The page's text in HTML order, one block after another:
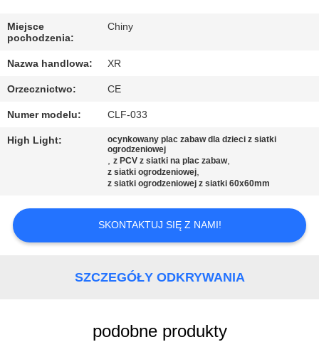
JAKOŚCI
SKONTAKTUJ
SIĘ
Z
NAMI
POPROSIĆ
O
WYCENĘ
SITEMAP
Miejsce
pochodzenia:
Chiny
Nazwa handlowa: XR
Orzecznictwo: CE
Numer modelu: CLF-033
High Light:
ocynkowany plac zabaw dla dzieci z siatki
ogrodzeniowej
,z PCV z siatki na plac zabaw,
z siatki ogrodzeniowej,
z siatki ogrodzeniowej z siatki 60x60mm
SKONTAKTUJ SIĘ Z NAMI!
SZCZEGÓŁY ODKRYWANIA
podobne produkty